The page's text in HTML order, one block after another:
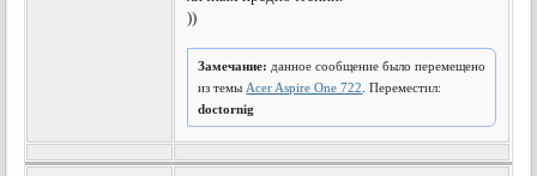
))
Замечание: данное сообщение было перемещено
из темы Acer Aspire One 722 . Переместил:
doctornig